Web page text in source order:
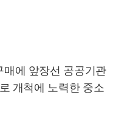
매에 앞장선 공공기관
개척에 노력한 중소